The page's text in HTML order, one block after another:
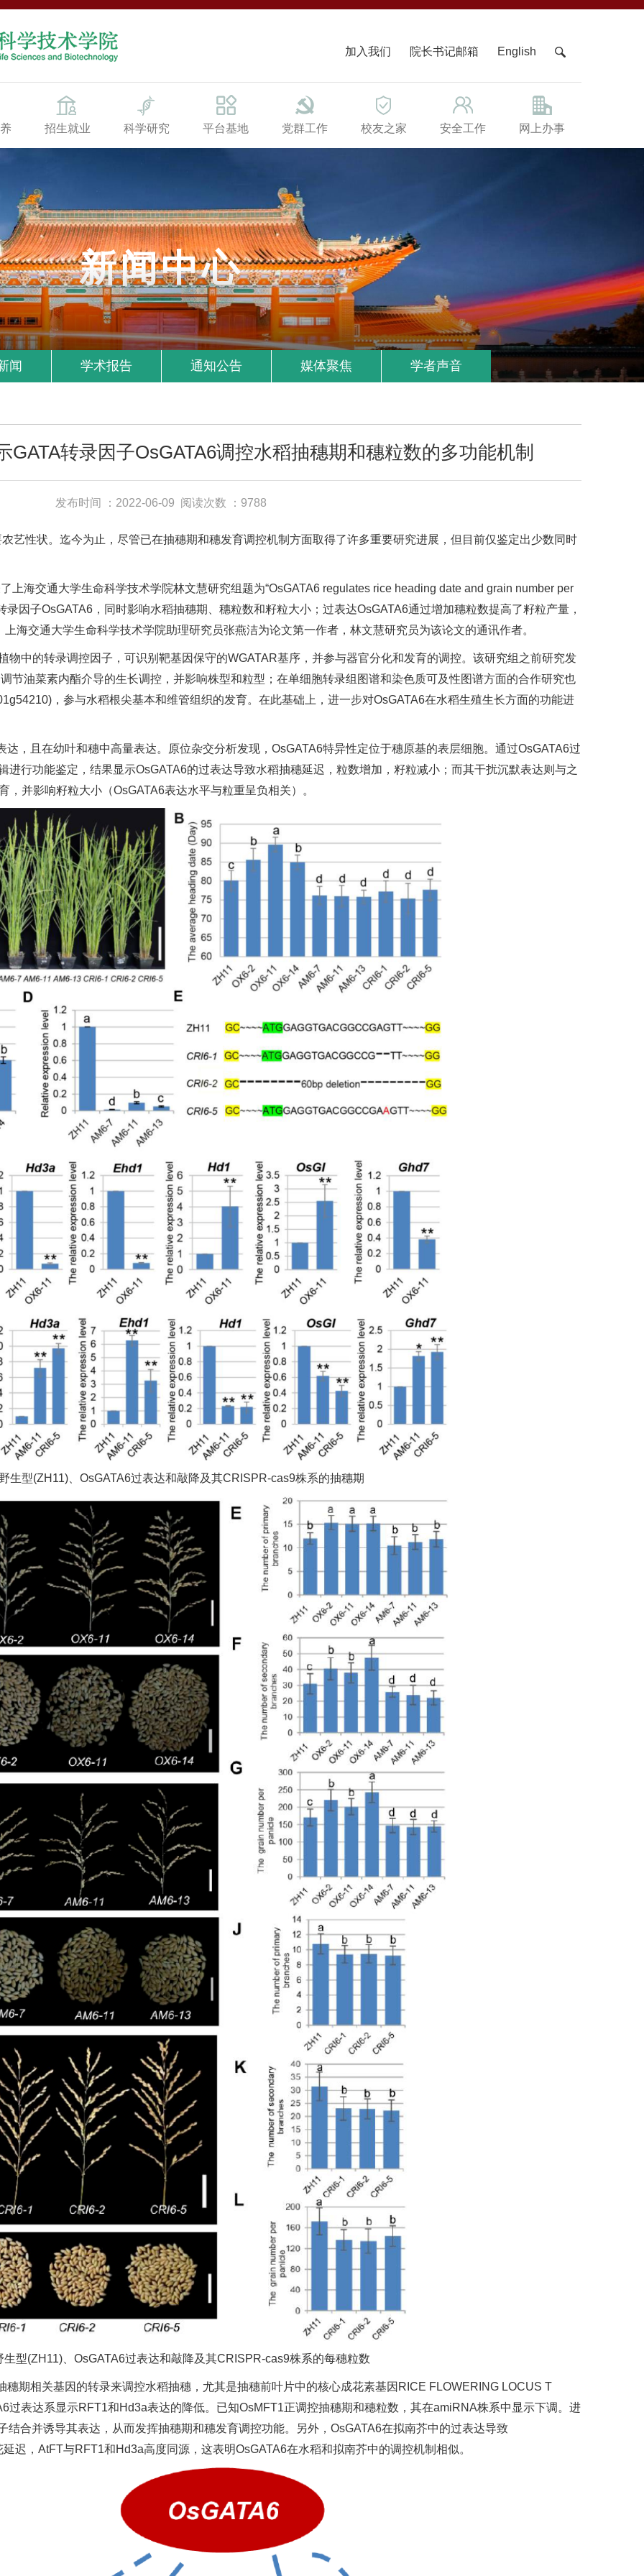
加入我们 院长书记邮箱 English
招生就业 科学研究 平台基地 党群工作 校友之家 安全工作 网上办事
新闻中心
闻 学术报告 通知公告 媒体聚焦 学者声音
转录因子OsGATA6调控水稻抽穗期和穗粒数的多功能机制
发布时间 ：2022-06-09 阅读次数 ：9788
艺性状。迄今为止，尽管已在抽穗期和穗发育调控机制方面取得了许多重要研究进展，但目前仅鉴定出少数同时
上海交通大学生命科学技术学院林文慧研究组题为“OsGATA6 regulates rice heading date and grain number per
因子OsGATA6，同时影响水稻抽穗期、穗粒数和籽粒大小；过表达OsGATA6通过增加穗粒数提高了籽粒产量，
海交通大学生命科学技术学院助理研究员张燕洁为论文第一作者，林文慧研究员为该论文的通讯作者。
物中的转录调控因子，可识别靶基因保守的WGATAR基序，并参与器官分化和发育的调控。该研究组之前研究发
节油菜素内酯介导的生长调控，并影响株型和粒型；在单细胞转录组图谱和染色质可及性图谱方面的合作研究也
，参与水稻根尖基本和维管组织的发育。在此基础上，进一步对OsGATA6在水稻生殖生长方面的功能进
，且在幼叶和穗中高量表达。原位杂交分析发现，OsGATA6特异性定位于穗原基的表层细胞。通过OsGATA6过
行功能鉴定，结果显示OsGATA6的过表达导致水稻抽穗延迟，粒数增加，籽粒减小；而其干扰沉默表达则与之
并影响籽粒大小（OsGATA6表达水平与粒重呈负相关）。
生型(ZH11)、OsGATA6过表达和敲降及其CRISPR-cas9株系的抽穗期
生型(ZH11)、OsGATA6过表达和敲降及其CRISPR-cas9株系的每穗粒数
穗期相关基因的转录来调控水稻抽穗，尤其是抽穗前叶片中的核心成花素基因RICE FLOWERING LOCUS T
过表达系显示RFT1和Hd3a表达的降低。已知OsMFT1正调控抽穗期和穗粒数，其在amiRNA株系中显示下调。进
结合并诱导其表达，从而发挥抽穗期和穗发育调控功能。另外，OsGATA6在拟南芥中的过表达导致
迟，AtFT与RFT1和Hd3a高度同源，这表明OsGATA6在水稻和拟南芥中的调控机制相似。